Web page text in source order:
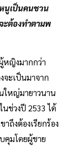
นูเป็นคนชวน
ะต้องทำตามพ
หญิงมากกว่า
จะเป็นมาจาก
ใหญ่มายาวนาน
ช่วงปี 2533 ได้
ถึงต้องเรียกร้อง
คุมโดยผู้ชาย